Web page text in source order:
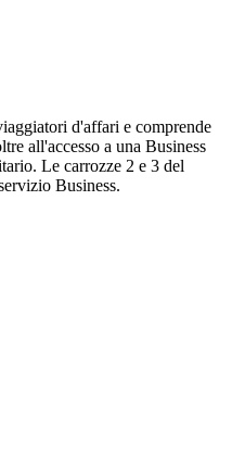
d'affari e comprende
all'accesso a una Business
Le carrozze 2 e 3 del
Business.